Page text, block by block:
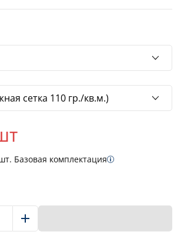
Базовая комплектация